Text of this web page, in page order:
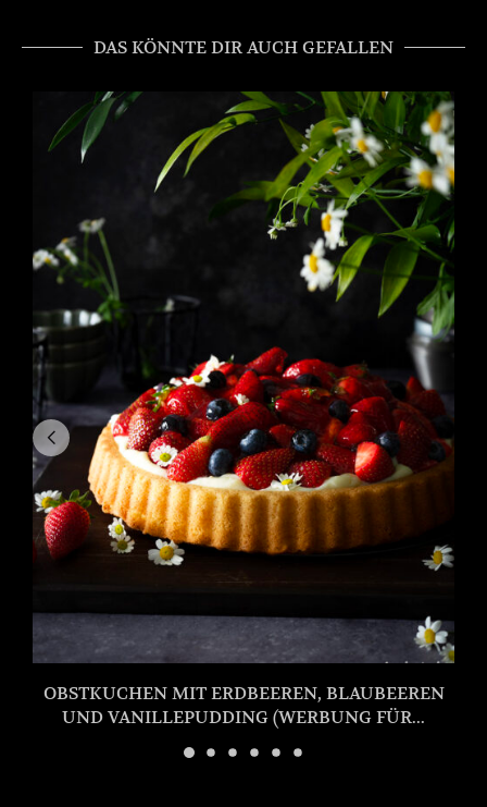
DAS KÖNNTE DIR AUCH GEFALLEN
OBSTKUCHEN MIT ERDBEEREN, BLAUBEEREN
UND VANILLEPUDDING (WERBUNG FÜR...